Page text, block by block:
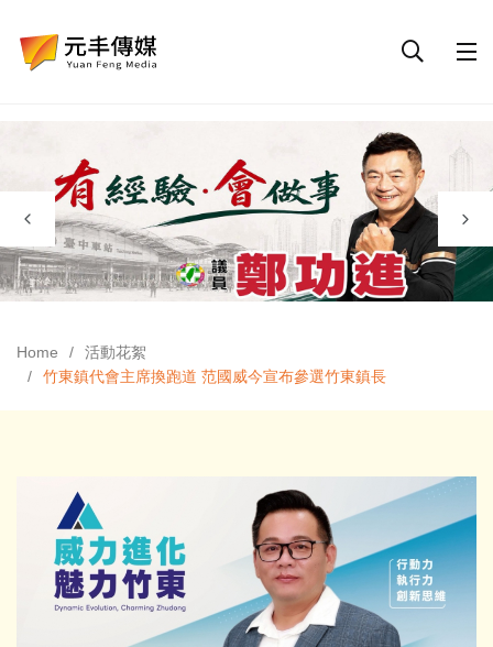
Home
活動花絮
竹東鎮代會主席換跑道 范國威今宣布參選竹東鎮長